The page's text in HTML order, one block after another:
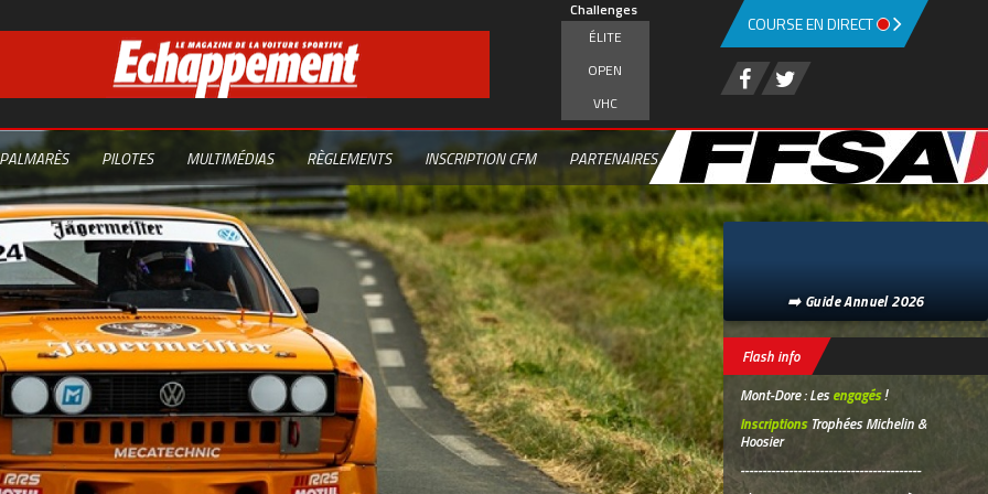
Challenges
ÉLITE
OPEN
VHC
PILOTES MULTIMÉDIAS RÈGLEMENTS INSCRIPTION CFM PARTENAIRES
COURSE EN DIRECT
➡️ Guide Annuel 2026
Flash info
Mont-Dore : Lesengagés!
InscriptionsTrophées Michelin &
Hoosier
-----------------------------------------